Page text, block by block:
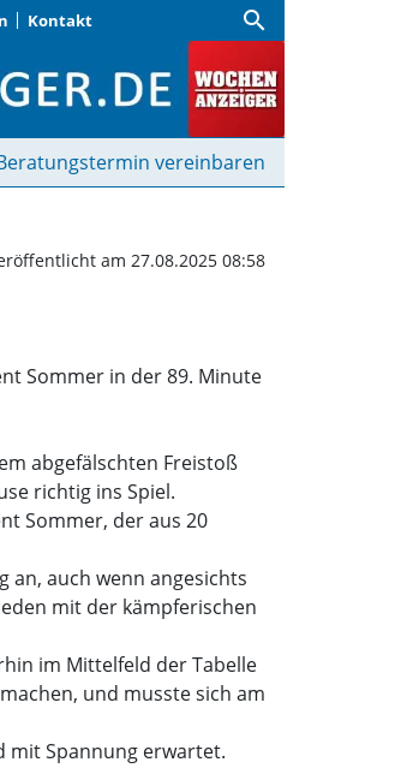
Kontakt search
SVvereinbaren
am 27.08.2025 08:58
Sommer in der 89. Minute
abgefälschten Freistoß
richtig ins Spiel.
Sommer, der aus 20
an, auch wenn angesichts
mit der kämpferischen
im Mittelfeld der Tabelle
und musste sich am
mit Spannung erwartet.